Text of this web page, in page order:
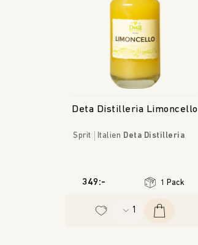
Deta Distilleria Limoncello
Sprit Italien Deta Distilleria
349:- 1 Pack